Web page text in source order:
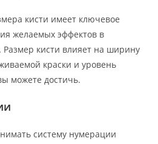
кисти имеет ключевое
желаемых эффектов в
кисти влияет на ширину
краски и уровень
можете достичь.
систему нумерации